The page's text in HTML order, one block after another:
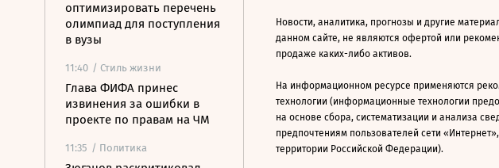
оптимизировать перечень
олимпиад для поступления
в вузы
11:40 / Стиль жизни
Глава ФИФА принес
извинения за ошибки в
проекте по правам на ЧМ
11:35 / Политика
Новости, аналитика, прогнозы и другие
данном сайте, не являются офертой или
продаже каких-либо активов.
На информационном ресурсе применяются
технологии (информационные технологии
на основе сбора, систематизации и анализа
предпочтениям пользователей сети
территории Российской Федерации).